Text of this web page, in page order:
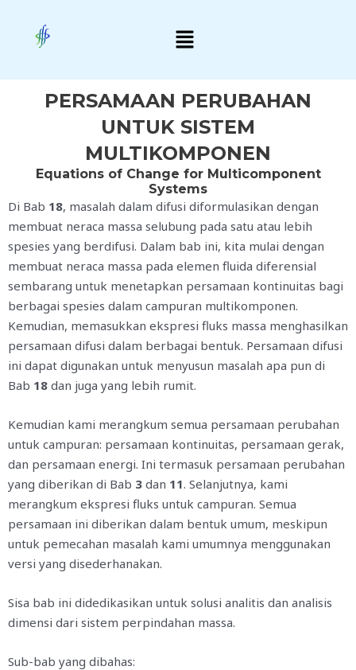
content
Menu
PERSAMAAN PERUBAHAN
UNTUK SISTEM
MULTIKOMPONEN
Equations of Change for Multicomponent
Systems
Di Bab 18, masalah dalam difusi diformulasikan dengan
membuat neraca massa selubung pada satu atau lebih
spesies yang berdifusi. Dalam bab ini, kita mulai dengan
membuat neraca massa pada elemen fluida diferensial
sembarang untuk menetapkan persamaan kontinuitas bagi
berbagai spesies dalam campuran multikomponen.
Kemudian, memasukkan ekspresi fluks massa menghasilkan
persamaan difusi dalam berbagai bentuk. Persamaan difusi
ini dapat digunakan untuk menyusun masalah apa pun di
Bab 18 dan juga yang lebih rumit.
Kemudian kami merangkum semua persamaan perubahan
untuk campuran: persamaan kontinuitas, persamaan gerak,
dan persamaan energi. Ini termasuk persamaan perubahan
yang diberikan di Bab 3 dan 11. Selanjutnya, kami
merangkum ekspresi fluks untuk campuran. Semua
persamaan ini diberikan dalam bentuk umum, meskipun
untuk pemecahan masalah kami umumnya menggunakan
versi yang disederhanakan.
Sisa bab ini didedikasikan untuk solusi analitis dan analisis
dimensi dari sistem perpindahan massa.
Sub-bab yang dibahas: